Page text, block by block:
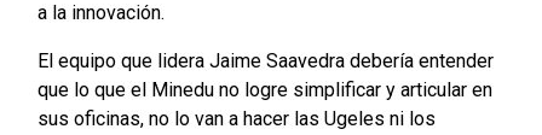
a la innovación.
El equipo que lidera Jaime Saavedra debería entender
que lo que el Minedu no logre simplificar y articular en
sus oficinas, no lo van a hacer las Ugeles ni los